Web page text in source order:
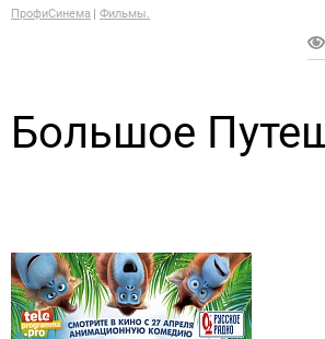
ПрофиСинема Фильмы.
Большое